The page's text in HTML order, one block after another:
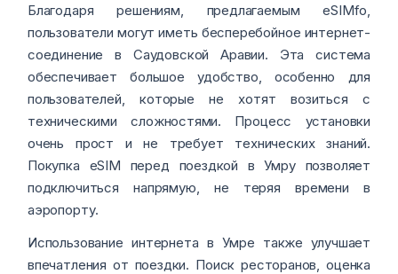
Благодаря решениям, предлагаемым eSIMfo,
пользователи могут иметь бесперебойное интернет-
соединение в Саудовской Аравии. Эта система
обеспечивает большое удобство, особенно для
пользователей, которые не хотят возиться с
техническими сложностями. Процесс установки
очень прост и не требует технических знаний.
Покупка eSIM перед поездкой в Умру позволяет
подключиться напрямую, не теряя времени в
аэропорту.
Использование интернета в Умре также улучшает
впечатления от поездки. Поиск ресторанов, оценка